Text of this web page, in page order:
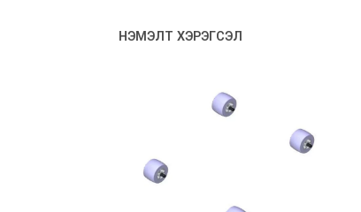
НЭМЭЛТ ХЭРЭГСЭЛ